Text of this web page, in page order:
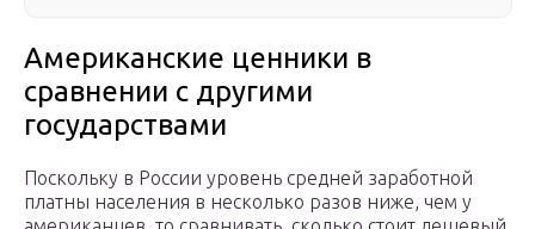
Американские ценники в
сравнении с другими
государствами
Поскольку в России уровень средней заработной
платны населения в несколько разов ниже, чем у